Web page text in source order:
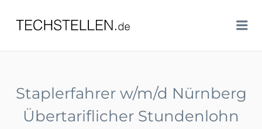
TECHSTELLEN.DE
Staplerfahrer w/m/d Nürnberg
Übertariflicher Stundenlohn